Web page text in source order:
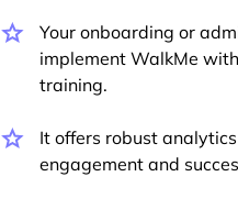
Your onboarding or
implement WalkMe
training.
It offers robust
engagement and